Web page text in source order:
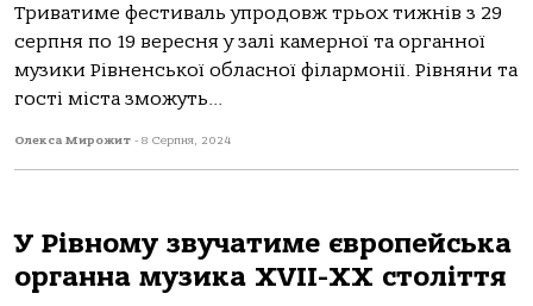
Триватиме фестиваль упродовж трьох тижнів з 29
серпня по 19 вересня у залі камерної та органної
музики Рівненської обласної філармонії. Рівняни та
гості міста зможуть...
Олекса Мирожит - 8 Серпня, 2024
У Рівному звучатиме європейська
органна музика XVII-XX століття